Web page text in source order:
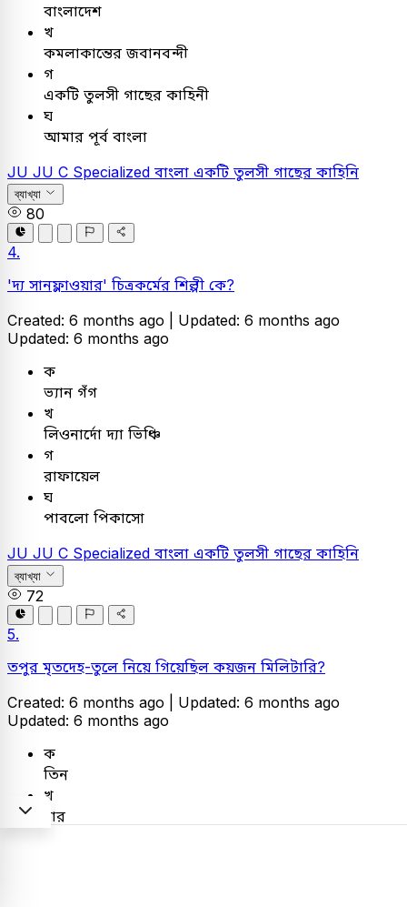
বাংলাদেশ
খ
কমলাকান্তের জবানবন্দী
গ
একটি তুলসী গাছের কাহিনী
ঘ
আমার পূর্ব বাংলা
JU JU C Specialized বাংলা একটি তুলসী গাছের কাহিনি
ব্যাখ্যা
80
4.
'দ্য সানফ্লাওয়ার' চিত্রকর্মের শিল্পী কে?
Created: 6 months ago | Updated: 6 months ago
Updated: 6 months ago
ক
ভ্যান গঁগ
খ
লিওনার্দো দ্যা ভিঞ্চি
গ
রাফায়েল
ঘ
পাবলো পিকাসো
JU JU C Specialized বাংলা একটি তুলসী গাছের কাহিনি
ব্যাখ্যা
72
5.
তপুর মৃতদেহ-তুলে নিয়ে গিয়েছিল কয়জন মিলিটারি?
Created: 6 months ago | Updated: 6 months ago
Updated: 6 months ago
ক
তিন
খ
চার